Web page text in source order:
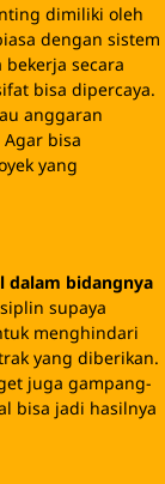
dimiliki oleh
dengan sistem
secara
bisa dipercaya.
anggaran
bisa
yang
dalam bidangnya
supaya
menghindari
yang diberikan.
juga gampang-
bisa jadi hasilnya